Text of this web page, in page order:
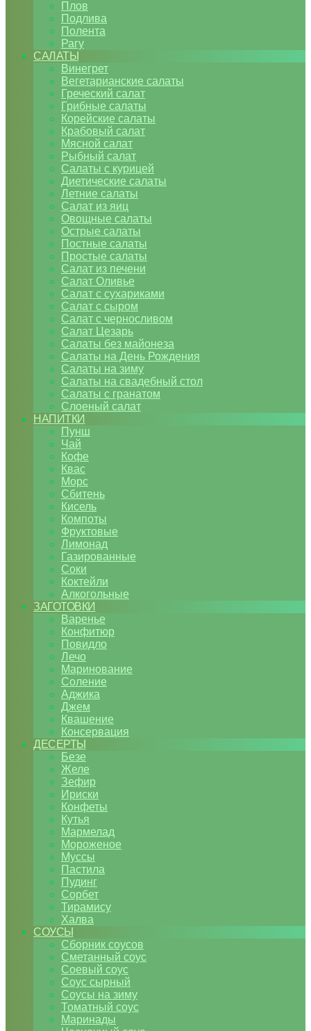
Плов
Подлива
Полента
Рагу
САЛАТЫ
Винегрет
Вегетарианские салаты
Греческий салат
Грибные салаты
Корейские салаты
Крабовый салат
Мясной салат
Рыбный салат
Салаты с курицей
Диетические салаты
Летние салаты
Салат из яиц
Овощные салаты
Острые салаты
Постные салаты
Простые салаты
Салат из печени
Салат Оливье
Салат с сухариками
Салат с сыром
Салат с черносливом
Салат Цезарь
Салаты без майонеза
Салаты на День Рождения
Салаты на зиму
Салаты на свадебный стол
Салаты с гранатом
Слоеный салат
НАПИТКИ
Пунш
Чай
Кофе
Квас
Морс
Сбитень
Кисель
Компоты
Фруктовые
Лимонад
Газированные
Соки
Коктейли
Алкогольные
ЗАГОТОВКИ
Варенье
Конфитюр
Повидло
Лечо
Маринование
Соление
Аджика
Джем
Квашение
Консервация
ДЕСЕРТЫ
Безе
Желе
Зефир
Ириски
Конфеты
Кутья
Мармелад
Мороженое
Муссы
Пастила
Пудинг
Сорбет
Тирамису
Халва
СОУСЫ
Сборник соусов
Сметанный соус
Соевый соус
Соус сырный
Соусы на зиму
Томатный соус
Маринады